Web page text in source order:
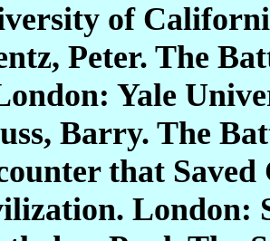
of
Peter. The
Yale
Barry. The
that Saved
London: